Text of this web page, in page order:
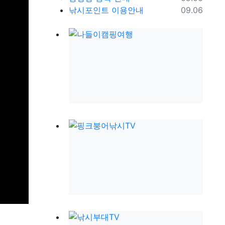
등록일
09.06
낚시포인트 이용안내